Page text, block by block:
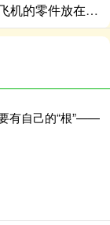
富旺配资 张洪忠：AI大模型时代 不要再把飞机的零件放在马车上
有自己的“根”——